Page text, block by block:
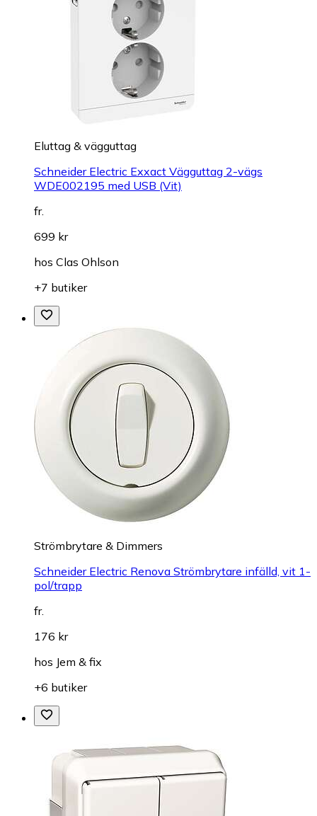
Eluttag & vägguttag
Schneider Electric Exxact Vägguttag 2-vägs
WDE002195 med USB (Vit)
fr.
699 kr
hos Clas Ohlson
+7 butiker
Strömbrytare & Dimmers
Schneider Electric Renova Strömbrytare infälld, vit 1-
pol/trapp
fr.
176 kr
hos Jem & fix
+6 butiker